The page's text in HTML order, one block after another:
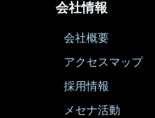
会社情報
会社概要
アクセスマップ
採用情報
メセナ活動